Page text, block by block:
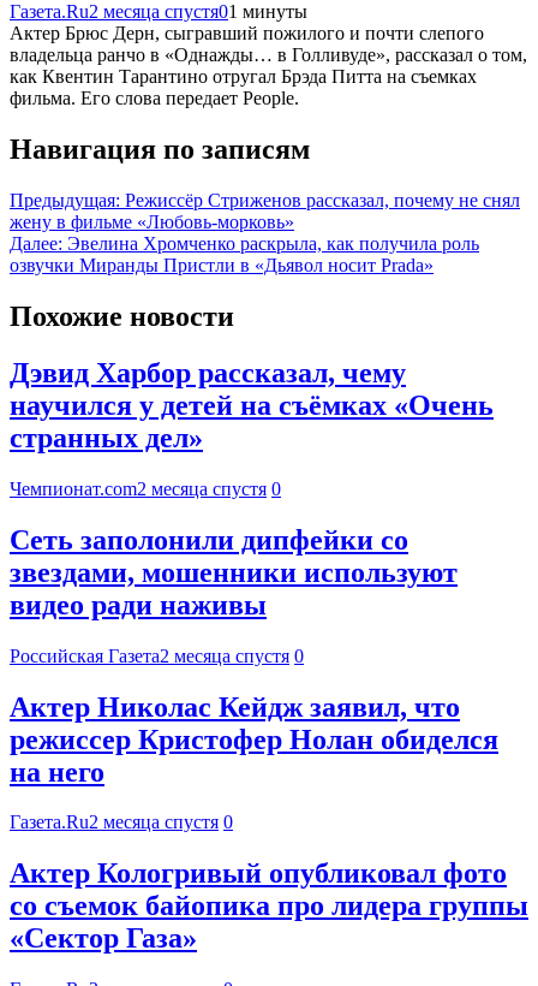
Газета.Ru2 месяца спустя01 минуты
Актер Брюс Дерн, сыгравший пожилого и почти слепого
владельца ранчо в «Однажды… в Голливуде», рассказал о том,
как Квентин Тарантино отругал Брэда Питта на съемках
фильма. Его слова передает People.
Навигация по записям
Предыдущая: Режиссёр Стриженов рассказал, почему не снял
жену в фильме «Любовь-морковь»
Далее: Эвелина Хромченко раскрыла, как получила роль
озвучки Миранды Пристли в «Дьявол носит Prada»
Похожие новости
Дэвид Харбор рассказал, чему
научился у детей на съёмках «Очень
странных дел»
Чемпионат.com2 месяца спустя 0
Сеть заполонили дипфейки со
звездами, мошенники используют
видео ради наживы
Российская Газета2 месяца спустя 0
Актер Николас Кейдж заявил, что
режиссер Кристофер Нолан обиделся
на него
Газета.Ru2 месяца спустя 0
Актер Кологривый опубликовал фото
со съемок байопика про лидера группы
«Сектор Газа»